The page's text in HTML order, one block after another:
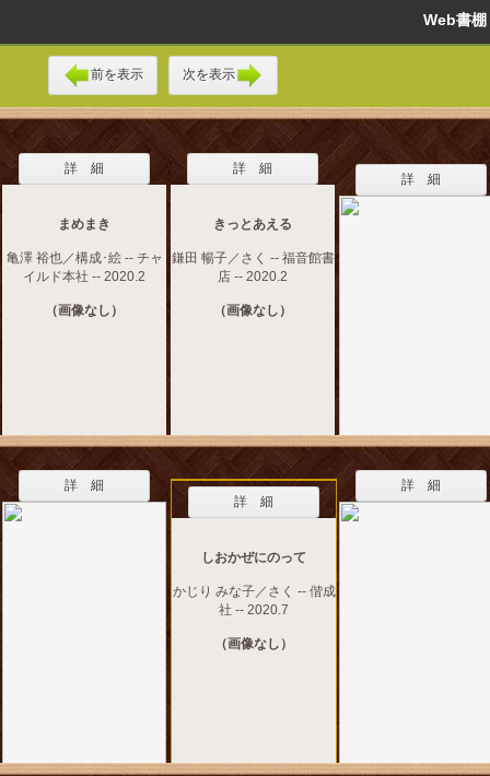
Web書
前を表示 次を表示
詳 細
まめまき
亀澤 裕也／構成･絵 -- チャ
イルド本社 -- 2020.2
（画像なし）
詳 細
きっとあえる
鎌田 暢子／さく -- 福音館書
店 -- 2020.2
（画像なし）
詳 細
詳 細
詳 細
しおかぜにのって
かじり みな子／さく -- 偕成
社 -- 2020.7
（画像なし）
詳 細